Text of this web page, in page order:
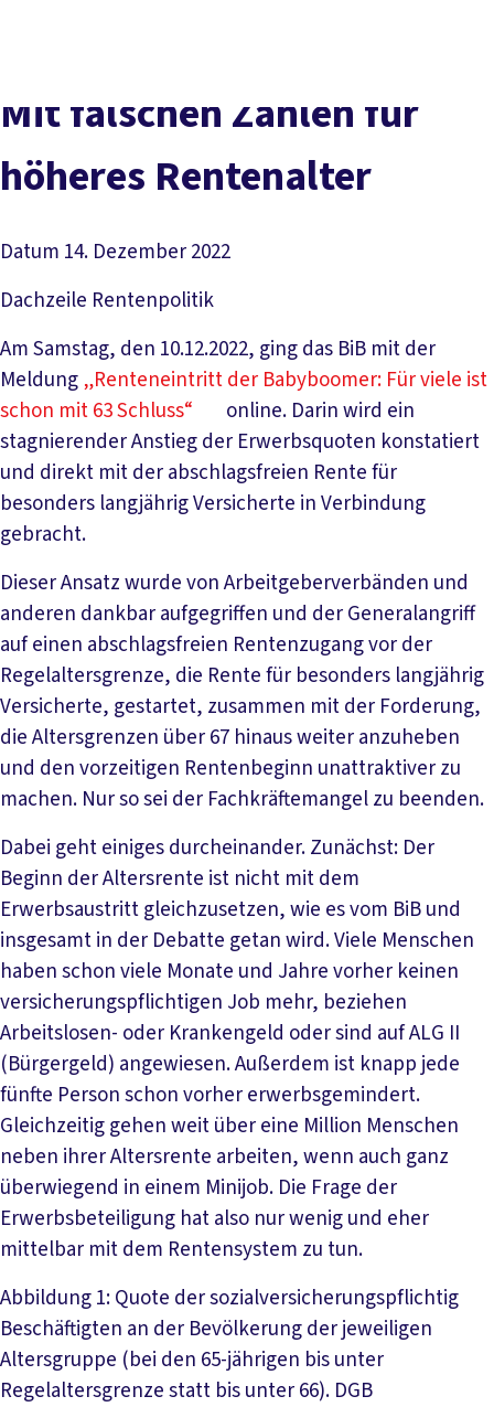
Service
Mitmachen
Mit falschen Zahlen für
höheres Rentenalter
Datum 14. Dezember 2022
Dachzeile Rentenpolitik
Am Samstag, den 10.12.2022, ging das BiB mit der
Meldung „Renteneintritt der Babyboomer: Für viele ist
schon mit 63 Schluss“
online. Darin wird ein
stagnierender Anstieg der Erwerbsquoten konstatiert
und direkt mit der abschlagsfreien Rente für
besonders langjährig Versicherte in Verbindung
gebracht.
Dieser Ansatz wurde von Arbeitgeberverbänden und
anderen dankbar aufgegriffen und der Generalangriff
auf einen abschlagsfreien Rentenzugang vor der
Regelaltersgrenze, die Rente für besonders langjährig
Versicherte, gestartet, zusammen mit der Forderung,
die Altersgrenzen über 67 hinaus weiter anzuheben
und den vorzeitigen Rentenbeginn unattraktiver zu
machen. Nur so sei der Fachkräftemangel zu beenden.
Dabei geht einiges durcheinander. Zunächst: Der
Beginn der Altersrente ist nicht mit dem
Erwerbsaustritt gleichzusetzen, wie es vom BiB und
insgesamt in der Debatte getan wird. Viele Menschen
haben schon viele Monate und Jahre vorher keinen
versicherungspflichtigen Job mehr, beziehen
Arbeitslosen- oder Krankengeld oder sind auf ALG II
(Bürgergeld) angewiesen. Außerdem ist knapp jede
fünfte Person schon vorher erwerbsgemindert.
Gleichzeitig gehen weit über eine Million Menschen
neben ihrer Altersrente arbeiten, wenn auch ganz
überwiegend in einem Minijob. Die Frage der
Erwerbsbeteiligung hat also nur wenig und eher
mittelbar mit dem Rentensystem zu tun.
Abbildung 1: Quote der sozialversicherungspflichtig
Beschäftigten an der Bevölkerung der jeweiligen
Altersgruppe (bei den 65-jährigen bis unter
Regelaltersgrenze statt bis unter 66). DGB